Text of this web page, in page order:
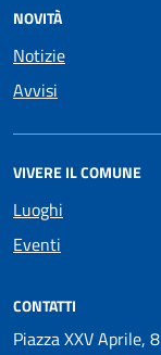
NOVITÀ
Notizie
Avvisi
VIVERE IL COMUNE
Luoghi
Eventi
CONTATTI
Piazza XXV Aprile,